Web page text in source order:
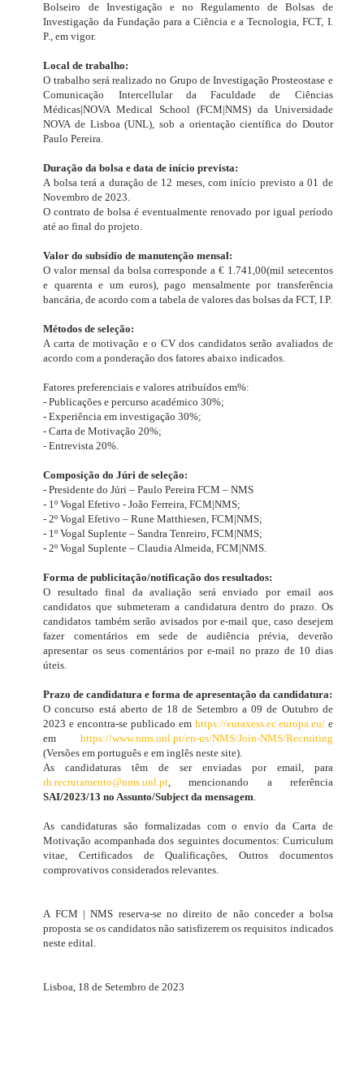
Bolseiro de Investigação e no Regulamento de Bolsas de
Investigação da Fundação para a Ciência e a Tecnologia, FCT, I.
P., em vigor.
Local de trabalho:
O trabalho será realizado no Grupo de Investigação Prosteostase e
Comunicação Intercellular
da Faculdade de Ciências
Médicas|NOVA Medical School (FCM|NMS) da Universidade
NOVA de Lisboa (UNL), sob a orientação científica do Doutor
Paulo Pereira.
Duração da bolsa e data de início prevista:
A bolsa terá a duração de 12 meses, com início previsto a 01 de
Novembro de 2023.
O contrato de bolsa é eventualmente renovado por igual período
até ao final do projeto.
Valor do subsídio de manutenção mensal:
O valor mensal da bolsa corresponde a € 1.741,00(mil setecentos
e quarenta e um euros), pago mensalmente por transferência
bancária, de acordo com a tabela de valores das bolsas da FCT, I.P.
Métodos de seleção:
A carta de motivação e o CV dos candidatos serão avaliados de
acordo com a ponderação dos fatores abaixo indicados.
Fatores preferenciais e valores atribuídos em%:
- Publicações e percurso académico 30%;
- Experiência em investigação 30%;
- Carta de Motivação 20%;
- Entrevista 20%.
Composição do Júri de seleção:
- Presidente do Júri – Paulo Pereira FCM – NMS
- 1º Vogal Efetivo - João Ferreira, FCM|NMS;
- 2º Vogal Efetivo – Rune Matthiesen, FCM|NMS;
- 1º Vogal Suplente – Sandra Tenreiro, FCM|NMS;
- 2º Vogal Suplente – Claudia Almeida, FCM|NMS.
Forma de publicitação/notificação dos resultados:
O resultado final da avaliação será enviado por email aos
candidatos que submeteram a candidatura dentro do prazo. Os
candidatos também serão avisados por e-mail que, caso desejem
fazer comentários em sede de audiência prévia, deverão
apresentar os seus comentários por e-mail no prazo de 10 dias
úteis.
Prazo de candidatura e forma de apresentação da candidatura:
O concurso está aberto de 18 de Setembro a 09 de Outubro de
2023 e encontra-se publicado em https://euraxess.ec.europa.eu/e
em https://www.nms.unl.pt/en-us/NMS/Join-NMS/Recruiting
(Versões em português e em inglês neste site).
As candidaturas têm de ser enviadas por email, para
rh.recrutamento@nms.unl.pt, mencionando a referência
SAI/2023/13 no Assunto/Subject da mensagem.
As candidaturas são formalizadas com o envio da Carta de
Motivação acompanhada dos seguintes documentos: Curriculum
vitae, Certificados de Qualificações, Outros documentos
comprovativos considerados relevantes.
A FCM | NMS reserva-se no direito de não conceder a bolsa
proposta se os candidatos não satisfizerem os requisitos indicados
neste edital.
Lisboa, 18 de Setembro de 2023